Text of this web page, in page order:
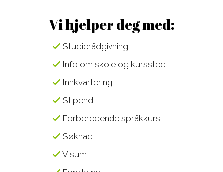
Vi hjelper deg med:
Studierådgivning
Info om skole og kurssted
Innkvartering
Stipend
Forberedende språkkurs
Søknad
Visum